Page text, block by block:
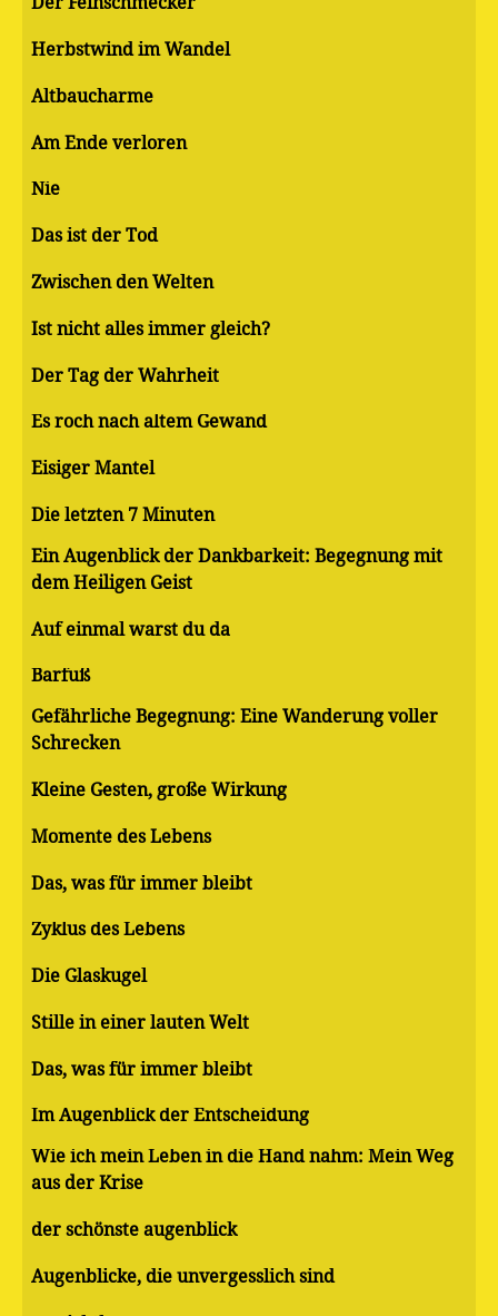
Herbstwind im Wandel
Altbaucharme
Am Ende verloren
Nie
Das ist der Tod
Zwischen den Welten
Ist nicht alles immer gleich?
Der Tag der Wahrheit
Es roch nach altem Gewand
Eisiger Mantel
Die letzten 7 Minuten
Ein Augenblick der Dankbarkeit: Begegnung mit
dem Heiligen Geist
Auf einmal warst du da
Barfuß
Gefährliche Begegnung: Eine Wanderung voller
Schrecken
Kleine Gesten, große Wirkung
Momente des Lebens
Das, was für immer bleibt
Zyklus des Lebens
Die Glaskugel
Stille in einer lauten Welt
Das, was für immer bleibt
Im Augenblick der Entscheidung
Wie ich mein Leben in die Hand nahm: Mein Weg
aus der Krise
der schönste augenblick
Augenblicke, die unvergesslich sind